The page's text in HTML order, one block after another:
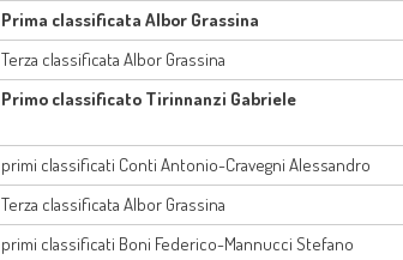
Prima classificata Albor Grassina
Terza classificata Albor Grassina
Primo classificato Tirinnanzi Gabriele
primi classificati Conti Antonio-Cravegni Alessandro
Terza classificata Albor Grassina
primi classificati Boni Federico-Mannucci Stefano